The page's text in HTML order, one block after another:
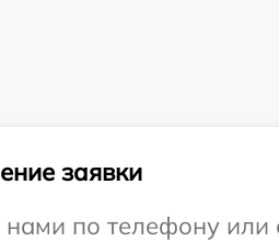
заявки
по телефону или